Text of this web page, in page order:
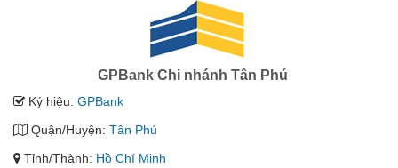
GPBank Chi nhánh Tân Phú
Ký hiệu: GPBank
Quận/Huyện: Tân Phú
Tỉnh/Thành: Hồ Chí Minh